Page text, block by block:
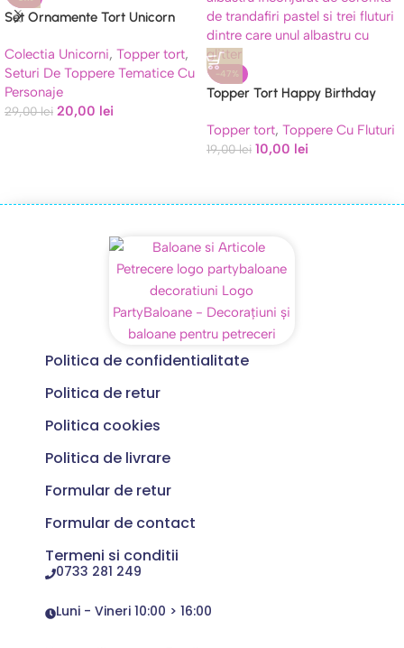
Set Ornamente Tort Unicorn
(Pink Gold / Multicolor)
Colectia Unicorni, Topper tort,
Seturi De Toppere Tematice Cu
Personaje
29,00lei 20,00 lei
-47%
Topper Tort Happy Birthday
Trandafiri Pastel – Decor
Elegant 14×13 cm
Topper tort, Toppere Cu Fluturi
19,00lei 10,00 lei
Politica de confidentialitate
Politica de retur
Politica cookies
Politica de livrare
Formular de retur
Formular de contact
Termeni si conditii
0733 281 249
Luni - Vineri 10:00 > 16:00